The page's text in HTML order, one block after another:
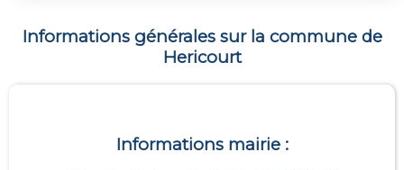
Informations générales sur la commune de
Hericourt
Informations mairie :